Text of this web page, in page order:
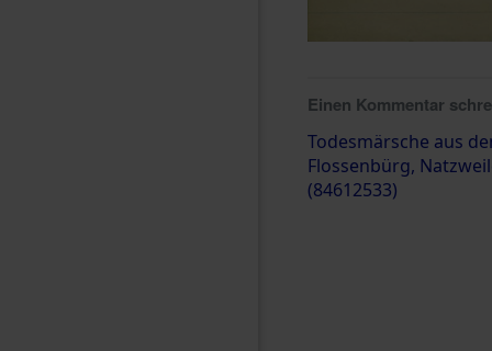
Einen Kommentar
Todesmärsche aus
Flossenbürg,
(84612533)